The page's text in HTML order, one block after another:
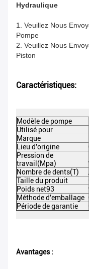
Hydraulique
1. Veuillez Nous
Pompe
2. Veuillez Nous
Piston
Caractéristiques:
Modèle de pompe
Utilisé pour
Marque
Lieu d'origine
Pression de
travail(Mpa)
Nombre de dents(T)
Taille du produit
Poids net93
Méthode d'emballage
Période de garantie
Avantages :